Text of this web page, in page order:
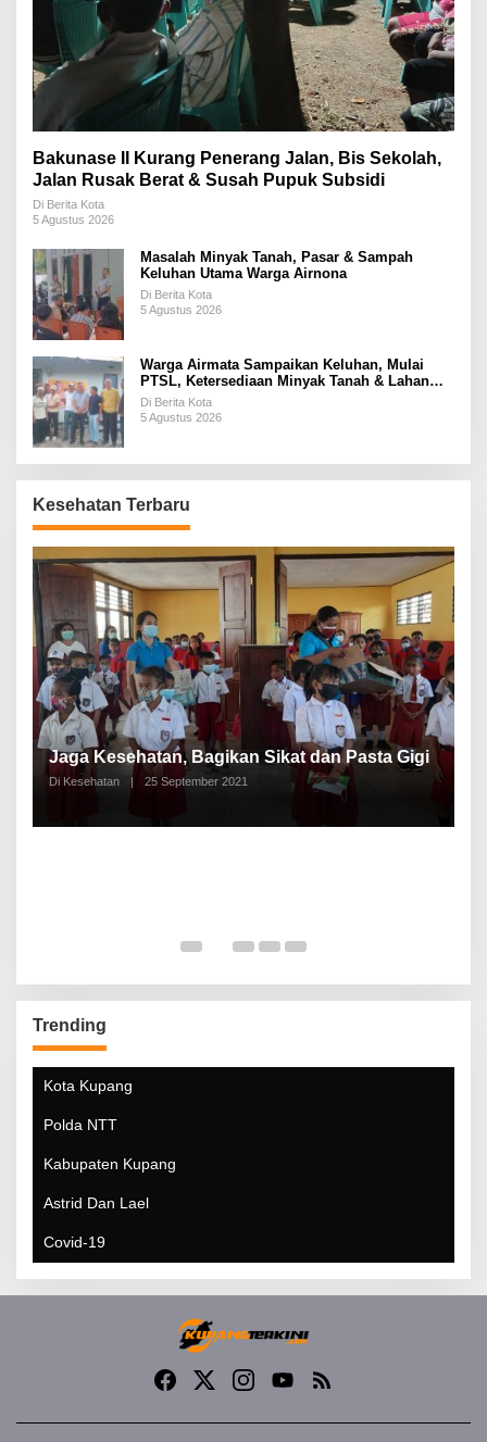
Bakunase II Kurang Penerang Jalan, Bis Sekolah,
Jalan Rusak Berat & Susah Pupuk Subsidi
Di Berita Kota
5 Agustus 2026
Masalah Minyak Tanah, Pasar & Sampah
Keluhan Utama Warga Airnona
Di Berita Kota
5 Agustus 2026
Warga Airmata Sampaikan Keluhan, Mulai
PTSL, Ketersediaan Minyak Tanah & Lahan
Pemakaman
Di Berita Kota
5 Agustus 2026
Kesehatan Terbaru
Jaga Kesehatan, Bagikan Sikat dan Pasta Gigi
Di Kesehatan | 25 September 2021
Trending
Kota Kupang
Polda NTT
Kabupaten Kupang
Astrid Dan Lael
Covid-19